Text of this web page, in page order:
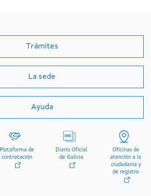
Trámites
La sede
Ayuda
Plataforma de
contratación
Diario Oficial
de Galicia
Oficinas de
atención a la
ciudadanía y
de registro